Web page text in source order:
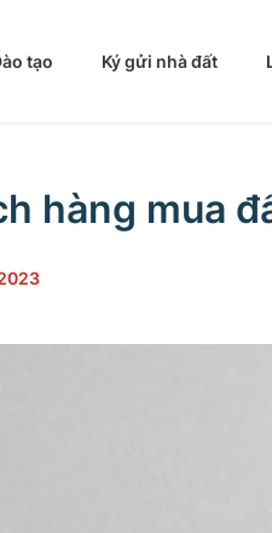
tạo Ký gửi nhà đất
hàng mua